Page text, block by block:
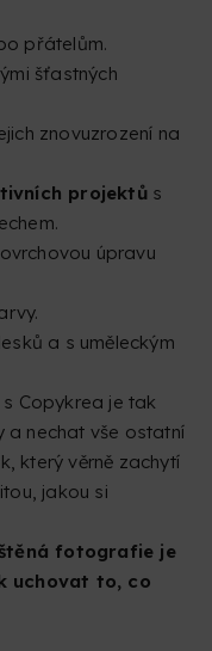
přátelům.
šťastných
znovuzrození na
projektůs
úpravu
a s uměleckým
Copykrea je tak
a nechat vše ostatní
který věrně zachytí
jakou si
fotografie je
uchovat to, co